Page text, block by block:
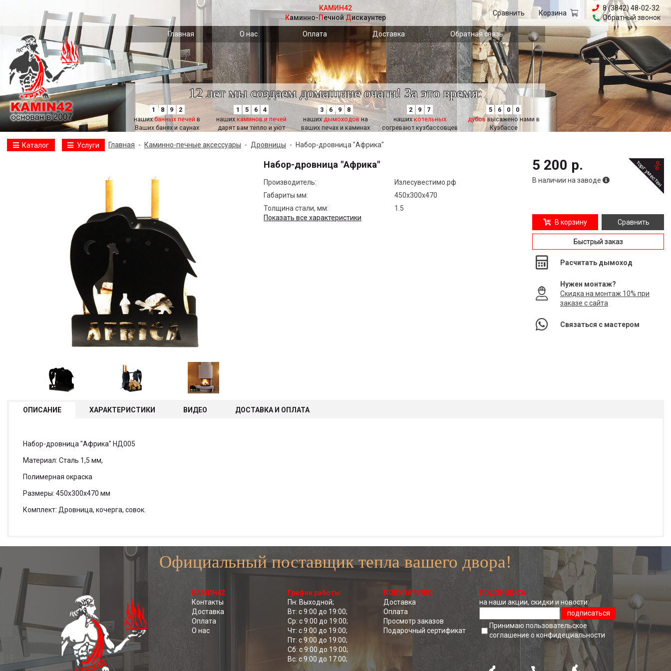
КАМИН42
Каминно- Печной Дискаунтер
Сравнить Корзина
8 (3842) 48-02-32
Обратный звонок
Главная О нас Оплата Доставка Обратная связь
12 лет мы создаем домашние очаги! За это время:
1 8 9
2
нашихбанных печей в
Ваших банях и саунах
1 5 6
4
наших каминов и печей
дарят вам тепло и уют
3 6 9
8
наших дымоходовна
ваших печах и каминах
2 9
7
нашихкотельных
согревают кузбассовцев
5 6 0
0
дубоввысажено нами в
Кузбассе
Каталог Услуги Главная - Каминно-печные аксессуары - Дровницы - Набор-дровница "Африка"
Набор-дровница "Африка"
Производитель:
Излесувестимо.рф
Габариты мм:
450х300х470
Толщина стали, мм:
1.5
Показать все характеристики
%
торг уместен
5 200 р.
В наличии на заводе
В корзину Сравнить
Быстрый заказ
Расчитать дымоход
Нужен монтаж?
Скидка на монтаж 10% при
заказе с сайта
Связаться с мастером
ОПИСАНИЕ ХАРАКТЕРИСТИКИ ВИДЕО ДОСТАВКА И ОПЛАТА
Набор-дровница "Африка" НД005
Материал: Сталь 1,5 мм,
Полимерная окраска
Размеры: 450х300х470 мм
Комплект: Дровница, кочерга, совок.
Официальный поставщик тепла вашего двора!
КАМИН42
Контакты
Доставка
Оплата
О нас
График работы:
Пн: Выходной;
Вт: с 9:00 до 19:00;
Ср: с 9:00 до 19:00;
Чт: с 9:00 до 19:00;
Пт: с 9:00 до 19:00;
Сб: с 9:00 до 19:00;
Вс: с 9:00 до 17:00;
ПОКУПАТЕЛЮ
Доставка
Оплата
Просмотр заказов
Подарочный сертификат
ПОДПИШИСЬ
на наши акции, скидки и новости:
подписаться
Принимаю пользовательское
соглашение о конфидециальноcти